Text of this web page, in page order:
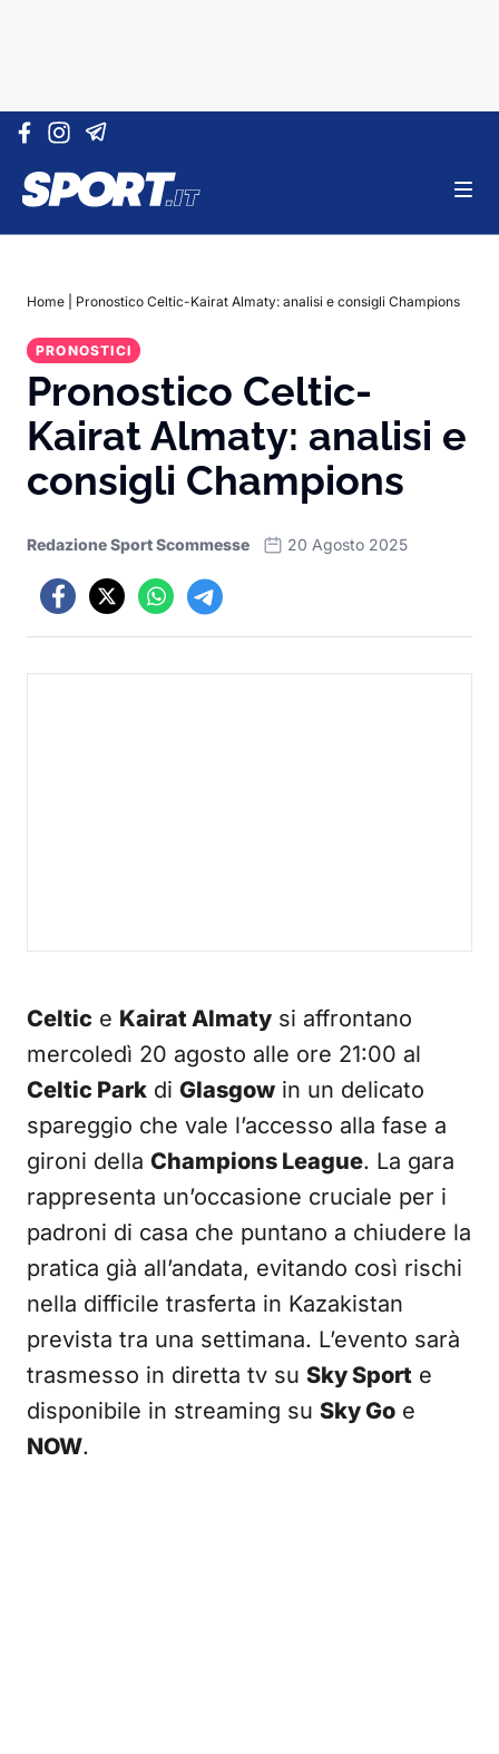
Vai al contenuto
Home Pronostico Celtic-Kairat Almaty: analisi e consigli Champions
PRONOSTICI
Pronostico Celtic-
Kairat Almaty: analisi e
consigli Champions
Redazione Sport Scommesse 20 Agosto 2025
Celtic e Kairat Almaty si affrontano
mercoledì 20 agosto alle ore 21:00 al
Celtic Park di Glasgow in un delicato
spareggio che vale l’accesso alla fase a
gironi della Champions League. La gara
rappresenta un’occasione cruciale per i
padroni di casa che puntano a chiudere la
pratica già all’andata, evitando così rischi
nella difficile trasferta in Kazakistan
prevista tra una settimana. L’evento sarà
trasmesso in diretta tv su Sky Sport e
disponibile in streaming su Sky Go e
NOW.